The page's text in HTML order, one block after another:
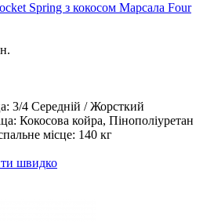
Spring з кокосом Марсала Four
3/4 Середній / Жорсткий
Кокосова койра, Пінополіуретан
місце: 140 кг
швидко